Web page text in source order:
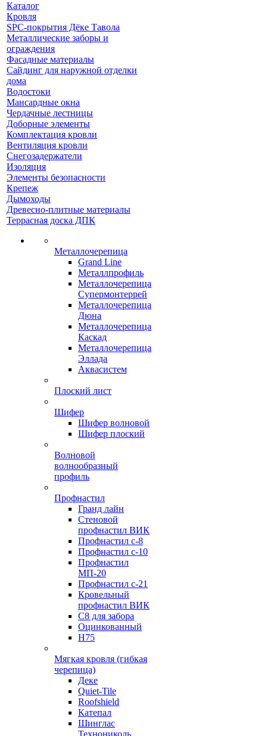
Каталог
Кровля
SPC-покрытия Дёке Тавола
Металлические заборы и
ограждения
Фасадные материалы
Сайдинг для наружной отделки
дома
Водостоки
Мансардные окна
Чердачные лестницы
Доборные элементы
Комплектация кровли
Вентиляция кровли
Снегозадержатели
Изоляция
Элементы безопасности
Крепеж
Дымоходы
Древесно-плитные материалы
Террасная доска ДПК
Металлочерепица
Grand Line
Металлпрофиль
Металлочерепица
Супермонтеррей
Металлочерепица
Дюна
Металлочерепица
Каскад
Металлочерепица
Эллада
Аквасистем
Плоский лист
Шифер
Шифер волновой
Шифер плоский
Волновой
волнообразный
профиль
Профнастил
Гранд лайн
Стеновой
профнастил ВИК
Профнастил с-8
Профнастил с-10
Профнастил
МП-20
Профнастил с-21
Кровельный
профнастил ВИК
С8 для забора
Оцинкованный
Н75
Мягкая кровля (гибкая
черепица)
Деке
Quiet-Tile
Roofshield
Катепал
Шинглас
Технониколь